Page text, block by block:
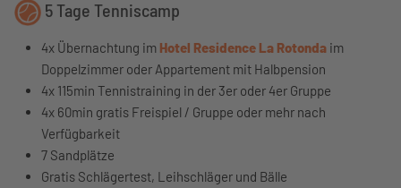
5 Tage Tenniscamp
4x Übernachtung im Hotel Residence La Rotonda im
Doppelzimmer oder Appartement mit Halbpension
4x 115min Tennistraining in der 3er oder 4er Gruppe
4x 60min gratis Freispiel / Gruppe oder mehr nach
Verfügbarkeit
7 Sandplätze
Gratis Schlägertest, Leihschläger und Bälle